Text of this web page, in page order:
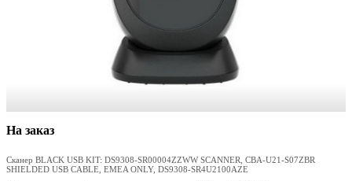
На заказ
Сканер BLACK USB KIT: DS9308-SR00004ZZWW SCANNER, CBA-U21-S07ZBR
SHIELDED USB CABLE, EMEA ONLY, DS9308-SR4U2100AZE